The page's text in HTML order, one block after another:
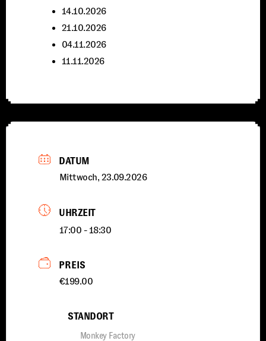
14.10.2026
21.10.2026
04.11.2026
11.11.2026
DATUM
Mittwoch, 23.09.2026
UHRZEIT
17:00 - 18:30
PREIS
€199.00
STANDORT
Monkey Factory